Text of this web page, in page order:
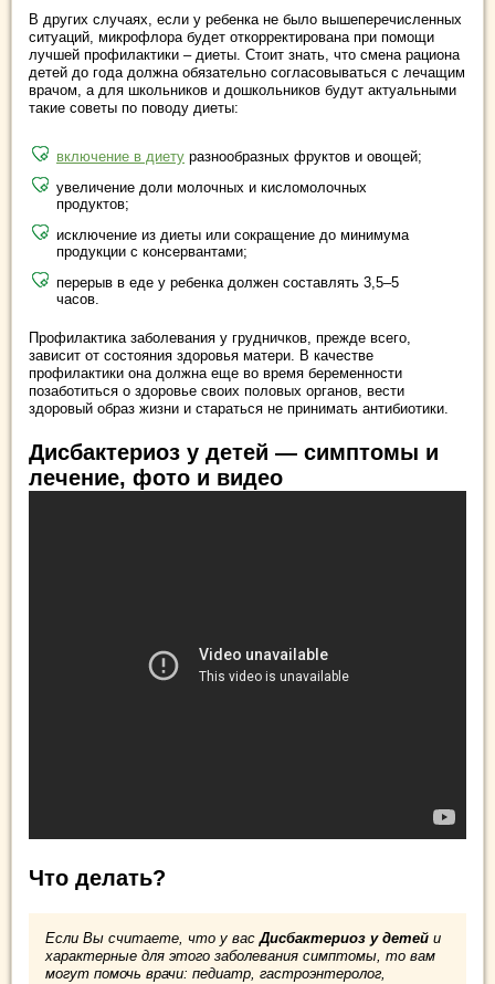
В других случаях, если у ребенка не было вышеперечисленных
ситуаций, микрофлора будет откорректирована при помощи
лучшей профилактики – диеты. Стоит знать, что смена рациона
детей до года должна обязательно согласовываться с лечащим
врачом, а для школьников и дошкольников будут актуальными
такие советы по поводу диеты:
включение в диету разнообразных фруктов и овощей;
увеличение доли молочных и кисломолочных
продуктов;
исключение из диеты или сокращение до минимума
продукции с консервантами;
перерыв в еде у ребенка должен составлять 3,5–5
часов.
Профилактика заболевания у грудничков, прежде всего,
зависит от состояния здоровья матери. В качестве
профилактики она должна еще во время беременности
позаботиться о здоровье своих половых органов, вести
здоровый образ жизни и стараться не принимать антибиотики.
Дисбактериоз у детей — симптомы и
лечение, фото и видео
Что делать?
Если Вы считаете, что у вас Дисбактериоз у детей и
характерные для этого заболевания симптомы, то вам
могут помочь врачи: педиатр, гастроэнтеролог,